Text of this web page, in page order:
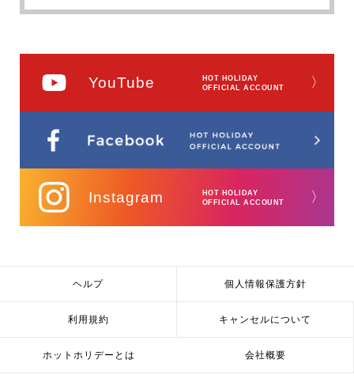
YouTube
HOT HOLIDAY
OFFICIAL ACCOUNT
〉
Instagram
HOT HOLIDAY
OFFICIAL ACCOUNT
〉
ヘルプ 個人情報保護方針
利用規約 キャンセルについて
ホットホリデーとは 会社概要